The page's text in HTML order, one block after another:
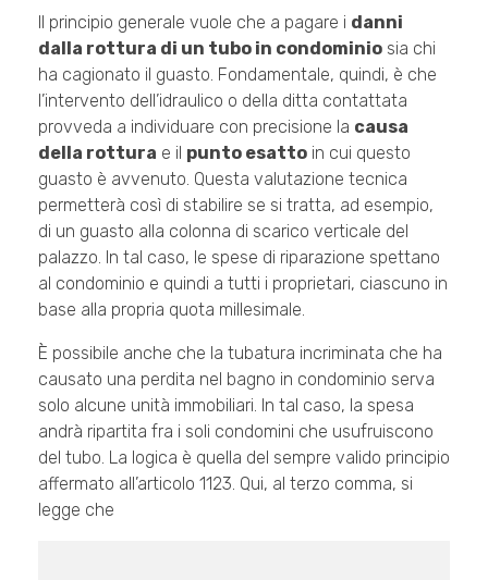
Il principio generale vuole che a pagare i danni
dalla rottura di un tubo in condominio sia chi
ha cagionato il guasto. Fondamentale, quindi, è che
l’intervento dell’idraulico o della ditta contattata
provveda a individuare con precisione la causa
della rottura e il punto esatto in cui questo
guasto è avvenuto. Questa valutazione tecnica
permetterà così di stabilire se si tratta, ad esempio,
di un guasto alla colonna di scarico verticale del
palazzo. In tal caso, le spese di riparazione spettano
al condominio e quindi a tutti i proprietari, ciascuno in
base alla propria quota millesimale.
È possibile anche che la tubatura incriminata che ha
causato una perdita nel bagno in condominio serva
solo alcune unità immobiliari. In tal caso, la spesa
andrà ripartita fra i soli condomini che usufruiscono
del tubo. La logica è quella del sempre valido principio
affermato all’articolo 1123. Qui, al terzo comma, si
legge che